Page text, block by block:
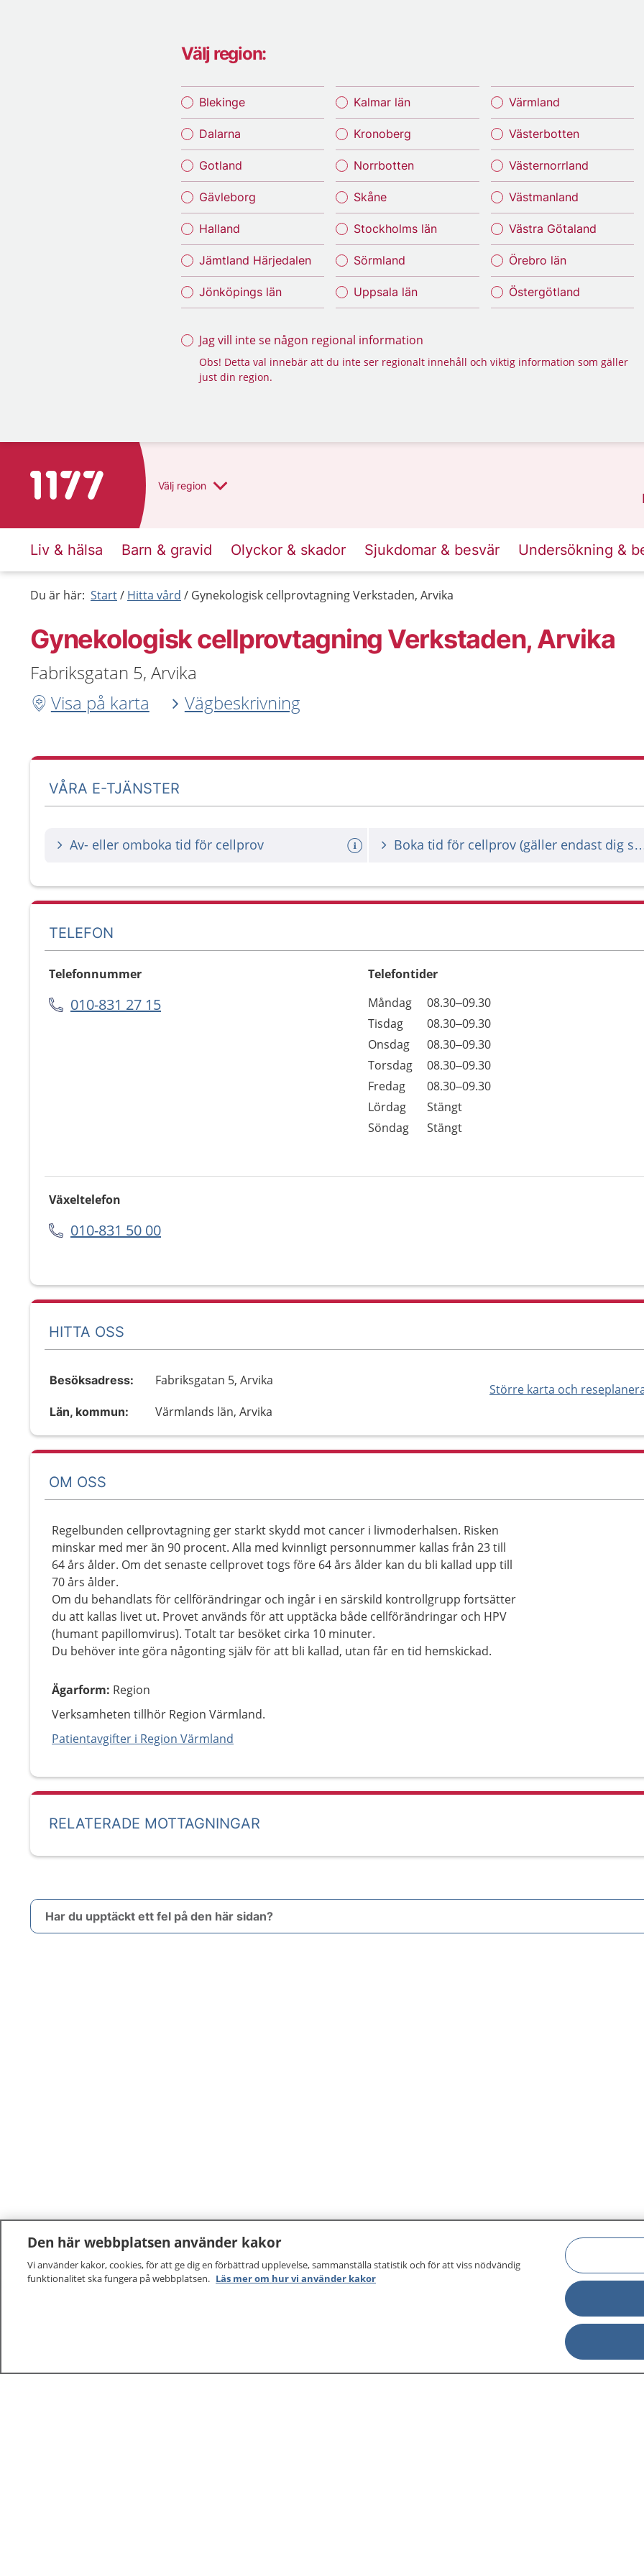
Välj region:
Blekinge
Dalarna
Gotland
Gävleborg
Halland
Jämtland Härjedalen
Jönköpings län
Kalmar län
Kronoberg
Norrbotten
Skåne
Stockholms län
Sörmland
Uppsala län
Värmland
Västerbotten
Västernorrland
Västmanland
Västra Götaland
Örebro län
Östergötland
Jag vill inte se någon regional information
Obs! Detta val innebär att du inte ser regionalt innehåll och viktig information som gäller
just din region.
Till startsidan för 1177 Välj region
Liv & hälsa Barn & gravid Olyckor & skador Sjukdomar & besvär Undersökning &
Du är här: Start Hitta vård Gynekologisk cellprovtagning Verkstaden, Arvika
Gynekologisk cellprovtagning Verkstaden, Arvika
Fabriksgatan 5, Arvika
Visa på karta
Vägbeskrivning
VÅRA E-TJÄNSTER
Av- eller omboka tid för cellprov Boka tid för cellprov (gäller
TELEFON
Telefonnummer
010-831 27 15
Telefontider
Dag
Öppettider
Kommentarer
Måndag
08.30–09.30
Tisdag
08.30–09.30
Onsdag
08.30–09.30
Torsdag
08.30–09.30
Fredag
08.30–09.30
Lördag
Stängt
Söndag
Stängt
Växeltelefon
010-831 50 00
HITTA OSS
Större karta och
Besöksadress: Fabriksgatan 5, Arvika
Län, kommun: Värmlands län, Arvika
OM OSS
Regelbunden cellprovtagning ger starkt skydd mot cancer i livmoderhalsen. Risken
minskar med mer än 90 procent. Alla med kvinnligt personnummer kallas från 23 till
64 års ålder. Om det senaste cellprovet togs före 64 års ålder kan du bli kallad upp till
70 års ålder.
Om du behandlats för cellförändringar och ingår i en särskild kontrollgrupp fortsätter
du att kallas livet ut. Provet används för att upptäcka både cellförändringar och HPV
(humant papillomvirus). Totalt tar besöket cirka 10 minuter.
Du behöver inte göra någonting själv för att bli kallad, utan får en tid hemskickad.
Ägarform: Region
Verksamheten tillhör Region Värmland.
Patientavgifter i Region Värmland
RELATERADE MOTTAGNINGAR
Har du upptäckt ett fel på den här sidan?
Den här webbplatsen använder kakor
Vi använder kakor, cookies, för att ge dig en förbättrad upplevelse, sammanställa statistik och för att viss nödvändig
funktionalitet ska fungera på webbplatsen. Läs mer om hur vi använder kakor